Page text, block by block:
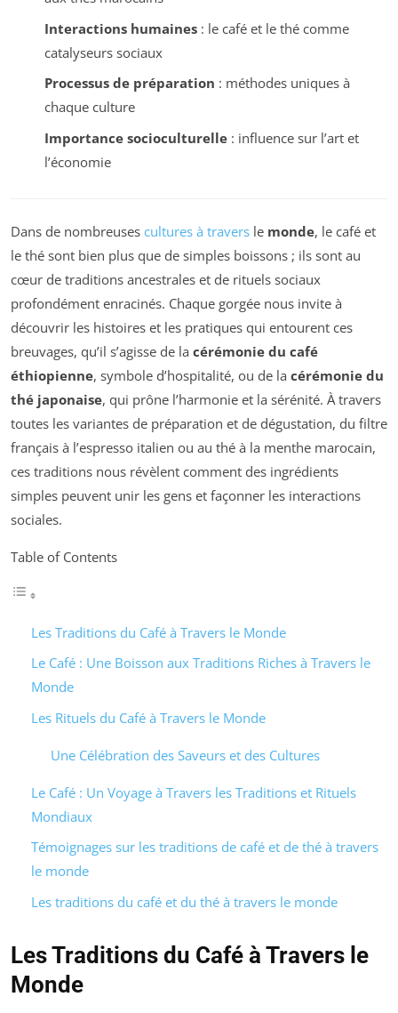
Interactions humaines: le café et le thé comme
catalyseurs sociaux
Processus de préparation : méthodes uniques à
chaque culture
Importance socioculturelle: influence sur l’art et
l’économie
Dans de nombreuses cultures à travers le monde, le café et
le thé sont bien plus que de simples boissons ; ils sont au
cœur de traditions ancestrales et de rituels sociaux
profondément enracinés. Chaque gorgée nous invite à
découvrir les histoires et les pratiques qui entourent ces
breuvages, qu’il s’agisse de la cérémonie du café
éthiopienne, symbole d’hospitalité, ou de la cérémonie du
thé japonaise, qui prône l’harmonie et la sérénité. À travers
toutes les variantes de préparation et de dégustation, du filtre
français à l’espresso italien ou au thé à la menthe marocain,
ces traditions nous révèlent comment des ingrédients
simples peuvent unir les gens et façonner les interactions
sociales.
Table of Contents
Les Traditions du Café à Travers le Monde
Le Café : Une Boisson aux Traditions Riches à Travers le
Monde
Les Rituels du Café à Travers le Monde
Une Célébration des Saveurs et des Cultures
Le Café : Un Voyage à Travers les Traditions et Rituels
Mondiaux
Témoignages sur les traditions de café et de thé à travers
le monde
Les traditions du café et du thé à travers le monde
Les Traditions du Café à Travers le
Monde